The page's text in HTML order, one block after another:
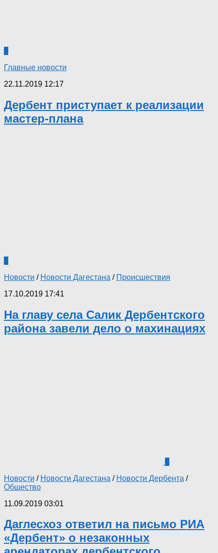
Главные новости
22.11.2019 12:17
Дербент приступает к реализации
мастер-плана
Новости / Новости Дагестана / Происшествия
17.10.2019 17:41
На главу села Салик Дербентского
района завели дело о махинациях
Новости / Новости Дагестана / Новости Дербента /
Общество
11.09.2019 03:01
Даглесхоз ответил на письмо РИА
«Дербент» о незаконных